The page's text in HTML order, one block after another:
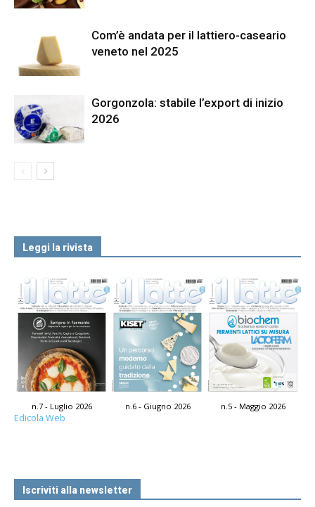
Com’è andata per il lattiero-caseario
veneto nel 2025
Gorgonzola: stabile l’export di inizio
2026
Leggi la rivista
n.7 - Luglio 2026 n.6 - Giugno 2026 n.5 - Maggio 2026
Edicola Web
Iscriviti alla newsletter